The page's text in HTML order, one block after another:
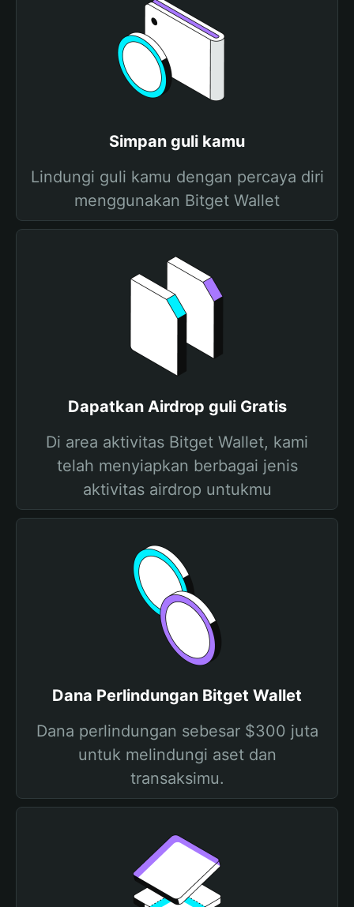
Simpan guli kamu
Lindungi guli kamu dengan percaya diri
menggunakan Bitget Wallet
Dapatkan Airdrop guli Gratis
Di area aktivitas Bitget Wallet, kami
telah menyiapkan berbagai jenis
aktivitas airdrop untukmu
Dana Perlindungan Bitget Wallet
Dana perlindungan sebesar $300 juta
untuk melindungi aset dan
transaksimu.